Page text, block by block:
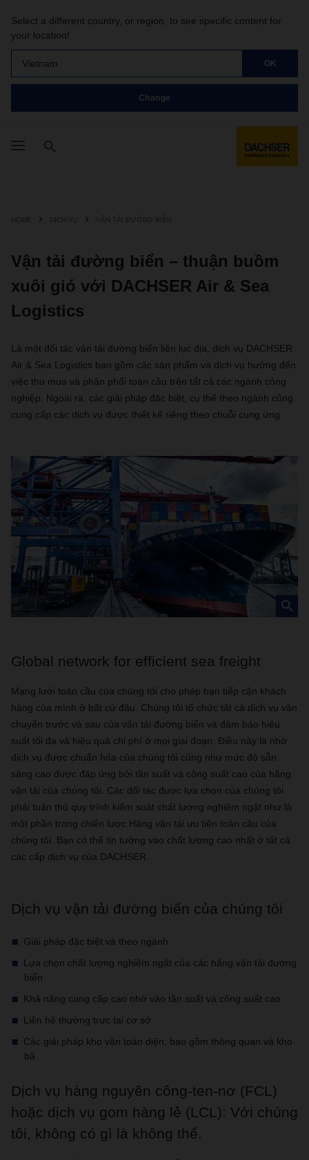
Select a different country, or region, to see specific content for
your location!
Vietnam OK
Change
HOME VẬN TẢI ĐƯỜNG BIỂN
Vận tải đường biển – thuận buồm
xuôi gió với DACHSER Air & Sea
Logistics
Là một đối tác vận tải đường biển liên lục địa, dịch vụ DACHSER
Air & Sea Logistics bao gồm các sản phẩm và dịch vụ hướng đến
việc thu mua và phân phối toàn cầu trên tất cả các ngành công
nghiệp. Ngoài ra, các giải pháp đặc biệt, cụ thể theo ngành cũng
cung cấp các dịch vụ được thiết kế riêng theo chuỗi cung ứng.
Global network for efficient sea freight
Mạng lưới toàn cầu của chúng tôi cho phép bạn tiếp cận khách
hàng của mình ở bất cứ đâu. Chúng tôi tổ chức tất cả dịch vụ vận
chuyển trước và sau của vận tải đường biển và đảm bảo hiệu
suất tối đa và hiệu quả chi phí ở mọi giai đoạn. Điều này là nhờ
dịch vụ được chuẩn hóa của chúng tôi cũng như mức độ sẵn
sàng cao được đáp ứng bởi tần suất và công suất cao của hãng
vận tải của chúng tôi. Các đối tác được lựa chọn của chúng tôi
phải tuân thủ quy trình kiểm soát chất lượng nghiêm ngặt như là
một phần trong chiến lược Hãng vận tải ưu tiên toàn cầu của
chúng tôi. Bạn có thể tin tưởng vào chất lượng cao nhất ở tất cả
các cấp dịch vụ của DACHSER.
Dịch vụ vận tải đường biển của chúng tôi
Giải pháp đặc biệt và theo ngành
Lựa chọn chất lượng nghiêm ngặt của các hãng vận tải đường
biển
Khả năng cung cấp cao nhờ vào tần suất và công suất cao
Liên hệ thường trực tại cơ sở
Các giải pháp kho vận toàn diện, bao gồm thông quan và kho
bã
Dịch vụ hàng nguyên công-ten-nơ (FCL)
hoặc dịch vụ gom hàng lẻ (LCL): Với chúng
tôi, không có gì là không thể.